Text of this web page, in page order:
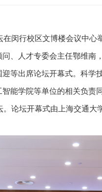
闵行校区文博楼会议中
、人才专委会主任鄂维南
等出席论坛开幕式。科学
能学院等单位的相关负责
论坛开幕式由上海交通